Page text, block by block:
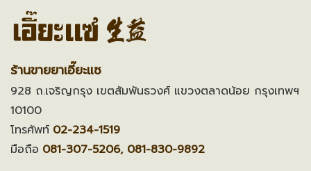
ร้านขายยาเอี๊ยะแซ
928 ถ.เจริญกรุง เขตสัมพันธวงศ์ แขวงตลาดน้อย กรุงเทพฯ
10100
โทรศัพท์ 02-234-1519
มือถือ 081-307-5206, 081-830-9892